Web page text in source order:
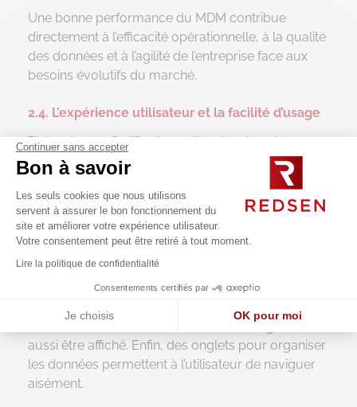
Une bonne performance du MDM contribue
directement à l’efficacité opérationnelle, à la qualité
des données et à l’agilité de l’entreprise face aux
besoins évolutifs du marché.
2.4. L’expérience utilisateur et la facilité d’usage
D’abord, pour faciliter la gestion des données
référentielles, le Master Data Management (MDM)
doit se doter d’une
interface ergonomique. D’un
point de vue utilisateur, les interfaces d’un MDM
doivent être conçues pourfaciliter la navigation à
travers toutes les données référentielles
Si un utilisateur recherche spécifiquement une
donnée, une barre de recherche dédiée doit être
les recherches. Encore, un menu de navigation doit
aussi être affiché. Enfin, des onglets pour organiser
les données permettent à l’utilisateur de naviguer
aisément.
Continuer sans accepter
Bon à savoir
Les seuls cookies que nous utilisons
servent à assurer le bon fonctionnement du
site et améliorer votre expérience utilisateur.
Votre consentement peut être retiré à tout moment.
Lire la politique de confidentialité
Consentements certifiés par
Je choisis OK pour moi
Axeptio consent
Plateforme de Gestion du Consentement : Personnalisez vos
Notre plateforme vous permet d'adapter et de gérer vos